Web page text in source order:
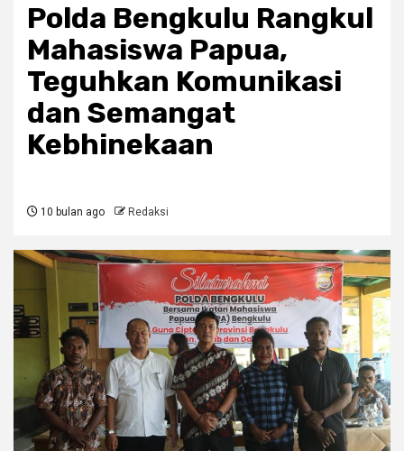
Polda Bengkulu Rangkul
Mahasiswa Papua,
Teguhkan Komunikasi
dan Semangat
Kebhinekaan
10 bulan ago Redaksi